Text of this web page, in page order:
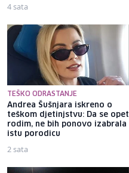
4 sata
TEŠKO ODRASTANJE
Andrea Šušnjara iskreno o
teškom djetinjstvu: Da se opet
rodim, ne bih ponovo izabrala
istu porodicu
2 sata